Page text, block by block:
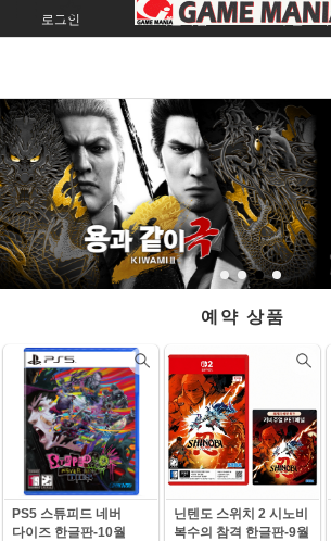
로그인 회원가입 주문조회
예약 상품
PS5 스튜피드 네버
다이즈 한글판-10월
닌텐도 스위치 2 시노비
복수의 참격 한글판-9월